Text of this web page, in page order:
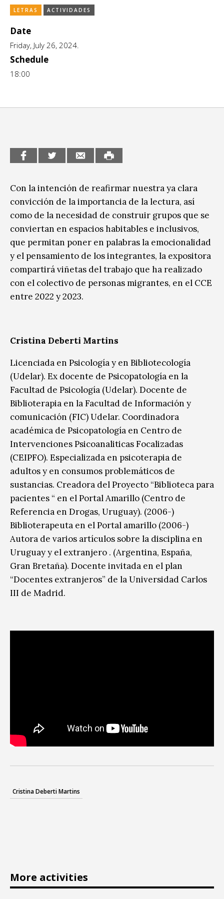
CCE en el interior/libros
Espacio itinerante de lectura infantil
Exposiciones
Formación
Género y Diversidad
Infantil y Juvenil
Letras
Música
LETRAS ACTIVIDADES
Date
Friday, July 26, 2024.
Schedule
18:00
Con la intención de reafirmar nuestra ya clara
convicción de la importancia de la lectura, así
como de la necesidad de construir grupos que se
conviertan en espacios habitables e inclusivos,
que permitan poner en palabras la emocionalidad
y el pensamiento de los integrantes, la expositora
compartirá viñetas del trabajo que ha realizado
con el colectivo de personas migrantes, en el CCE
entre 2022 y 2023.
Cristina Deberti Martins
Licenciada en Psicología y en Bibliotecología
(Udelar). Ex docente de Psicopatología en la
Facultad de Psicología (Udelar). Docente de
Biblioterapia en la Facultad de Información y
comunicación (FIC) Udelar. Coordinadora
académica de Psicopatología en Centro de
Intervenciones Psicoanaliticas Focalizadas
(CEIPFO). Especializada en psicoterapia de
adultos y en consumos problemáticos de
sustancias. Creadora del Proyecto “Biblioteca para
pacientes “ en el Portal Amarillo (Centro de
Referencia en Drogas, Uruguay). (2006-)
Biblioterapeuta en el Portal amarillo (2006-)
Autora de varios artículos sobre la disciplina en
Uruguay y el extranjero . (Argentina, España,
Gran Bretaña). Docente invitada en el plan
“Docentes extranjeros” de la Universidad Carlos
III de Madrid.
Cristina Deberti Martins
More activities